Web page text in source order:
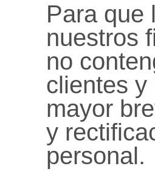
Para que
nuestros
no
clientes y
mayor
y
personal.